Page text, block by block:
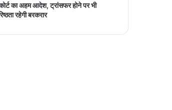
का अहम आदेश, ट्रांसफर होने पर भी
रहेगी बरकरार